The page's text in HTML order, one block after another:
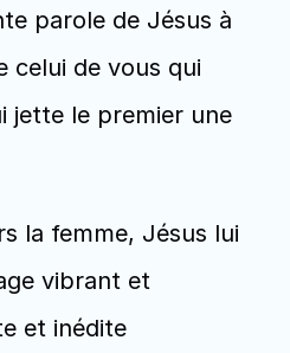
parole de Jésus à
celui de vous qui
jette le premier une
la femme, Jésus lui
vibrant et
et inédite